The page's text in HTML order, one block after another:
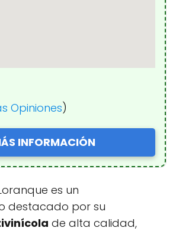
Opiniones)
INFORMACIÓN
es un
destacado por su
de alta calidad,